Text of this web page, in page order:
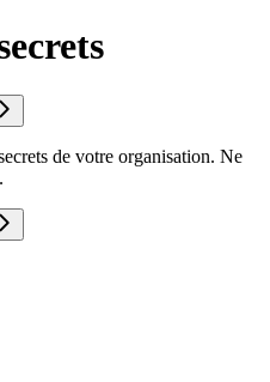
de votre organisation. Ne